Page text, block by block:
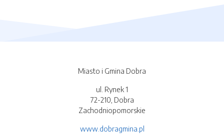
Miasto i Gmina Dobra
ul. Rynek 1
72-210, Dobra
Zachodniopomorskie
www.dobragmina.pl